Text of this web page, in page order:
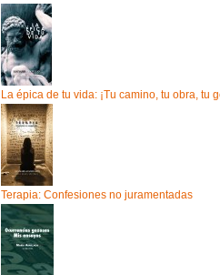
La épica de tu vida: ¡Tu camino, tu obra, tu
Terapia: Confesiones no juramentadas